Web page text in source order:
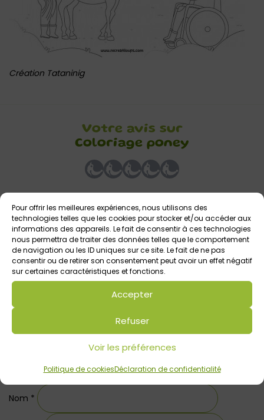
Pour offrir les meilleures expériences, nous utilisons des
technologies telles que les cookies pour stocker et/ou accéder aux
informations des appareils. Le fait de consentir à ces technologies
nous permettra de traiter des données telles que le comportement
de navigation ou les ID uniques sur ce site. Le fait de ne pas
consentir ou de retirer son consentement peut avoir un effet négatif
sur certaines caractéristiques et fonctions.
Accepter
Refuser
Voir les préférences
Politique de cookiesDéclaration de confidentialité
Création Tataninig
Votre avis sur
Coloriage poney
Laisser un commentaire
Commentaire*
Nom *